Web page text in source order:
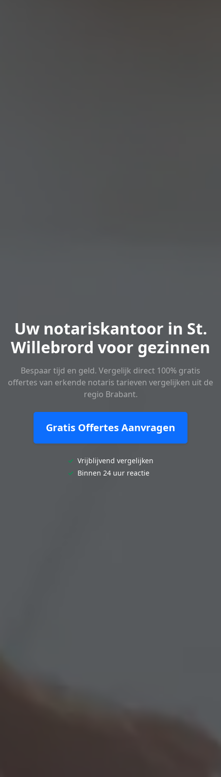
Uw notariskantoor in St.
Willebrord voor gezinnen
Bespaar tijd en geld. Vergelijk direct 100% gratis
offertes van erkende notaris tarieven vergelijken uit de
regio Brabant.
Gratis Offertes Aanvragen
✓ Vrijblijvend vergelijken
✓ Binnen 24 uur reactie